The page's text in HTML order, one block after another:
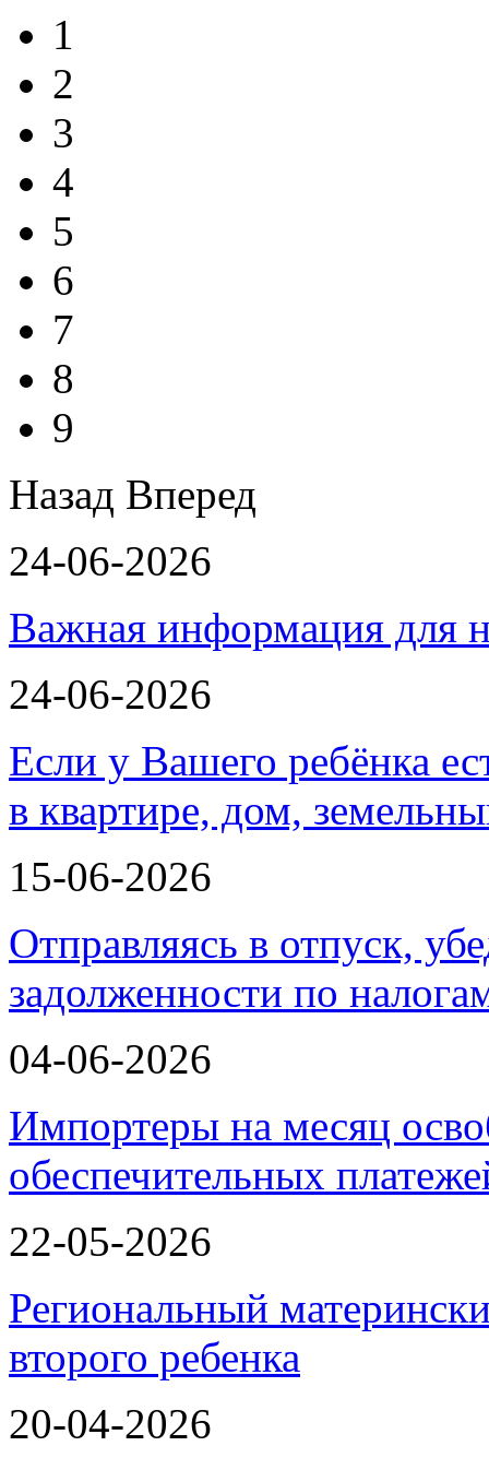
1
2
3
4
5
6
7
8
9
Назад Вперед
24-06-2026
Важная информация для
24-06-2026
Если у Вашего ребёнка
в квартире, дом,
15-06-2026
Отправляясь в отпуск,
задолженности по
04-06-2026
Импортеры на месяц
обеспечительных
22-05-2026
Региональный
второго ребенка
20-04-2026